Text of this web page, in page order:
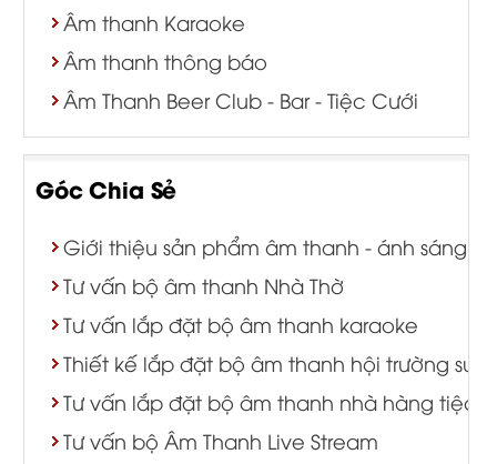
Âm thanh Karaoke
Âm thanh thông báo
Âm Thanh Beer Club - Bar - Tiệc Cưới
Góc Chia Sẻ
Giới thiệu sản phẩm âm thanh - ánh sáng
Tư vấn bộ âm thanh Nhà Thờ
Tư vấn lắp đặt bộ âm thanh karaoke
Thiết kế lắp đặt bộ âm thanh hội trường sự
Tư vấn lắp đặt bộ âm thanh nhà hàng tiệc
Tư vấn bộ Âm Thanh Live Stream